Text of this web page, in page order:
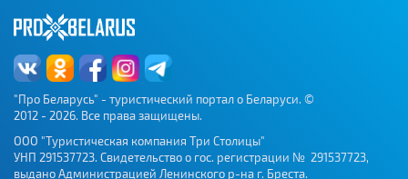
"Про Беларусь" - туристический портал о Беларуси. ©
2012 - 2026. Все права защищены.
ООО "Туристическая компания Три Столицы"
УНП 291537723. Свидетельство о гос. регистрации № 291537723,
выдано Администрацией Ленинского р-на г. Бреста.